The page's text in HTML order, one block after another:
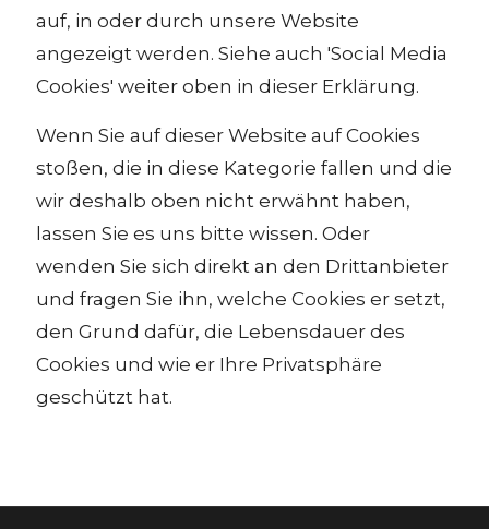
auf, in oder durch unsere Website
angezeigt werden. Siehe auch 'Social Media
Cookies' weiter oben in dieser Erklärung.
Wenn Sie auf dieser Website auf Cookies
stoßen, die in diese Kategorie fallen und die
wir deshalb oben nicht erwähnt haben,
lassen Sie es uns bitte wissen. Oder
wenden Sie sich direkt an den Drittanbieter
und fragen Sie ihn, welche Cookies er setzt,
den Grund dafür, die Lebensdauer des
Cookies und wie er Ihre Privatsphäre
geschützt hat.